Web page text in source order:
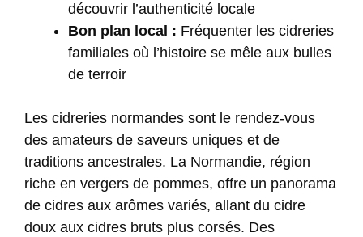
découvrir l’authenticité locale
Bon plan local : Fréquenter les cidreries
familiales où l’histoire se mêle aux bulles
de terroir
Les cidreries normandes sont le rendez-vous
des amateurs de saveurs uniques et de
traditions ancestrales. La Normandie, région
riche en vergers de pommes, offre un panorama
de cidres aux arômes variés, allant du cidre
doux aux cidres bruts plus corsés. Des